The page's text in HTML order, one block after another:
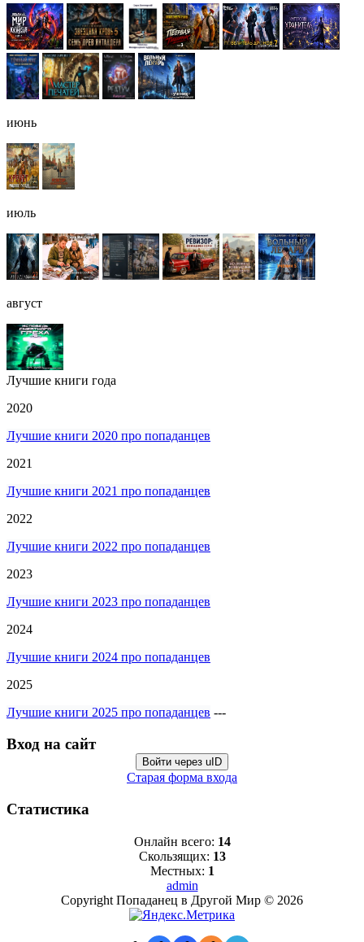
июнь
июль
август
Лучшие книги года
2020
Лучшие книги 2020 про попаданцев
2021
Лучшие книги 2021 про попаданцев
2022
Лучшие книги 2022 про попаданцев
2023
Лучшие книги 2023 про попаданцев
2024
Лучшие книги 2024 про попаданцев
2025
Лучшие книги 2025 про попаданцев ---
Вход на сайт
Войти через uID
Старая форма входа
Статистика
Онлайн всего: 14
Скользящих: 13
Местных: 1
admin
Copyright Попаданец в Другой Мир © 2026